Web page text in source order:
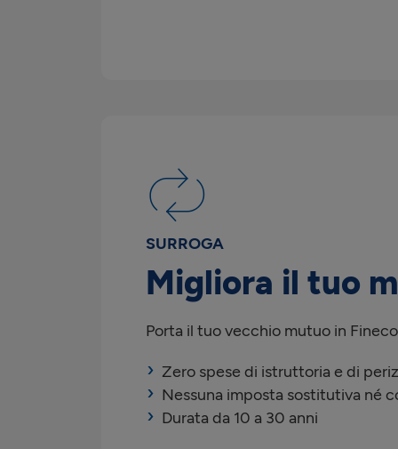
SURROGA
Migliora il tuo
Porta il tuo vecchio mutuo in
Zero spese di istruttoria e di
Nessuna imposta sostitutiva né
Durata da 10 a 30 anni